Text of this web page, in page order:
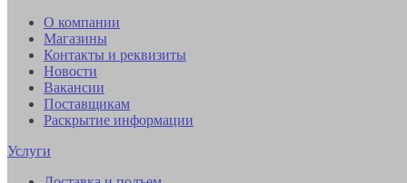
О компании
Магазины
Контакты и реквизиты
Новости
Вакансии
Поставщикам
Раскрытие информации
Услуги